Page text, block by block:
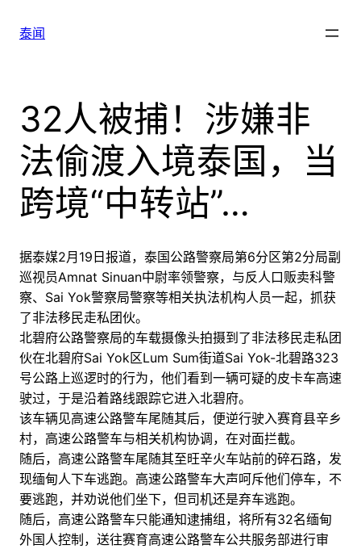
泰闻
32人被捕！涉嫌非
法偷渡入境泰国，当
跨境“中转站”…
据泰媒2月19日报道，泰国公路警察局第6分区第2分局副
巡视员Amnat Sinuan中尉率领警察，与反人口贩卖科警
察、Sai Yok警察局警察等相关执法机构人员一起，抓获
了非法移民走私团伙。
北碧府公路警察局的车载摄像头拍摄到了非法移民走私团
伙在北碧府Sai Yok区Lum Sum街道Sai Yok-北碧路323
号公路上巡逻时的行为，他们看到一辆可疑的皮卡车高速
驶过，于是沿着路线跟踪它进入北碧府。
该车辆见高速公路警车尾随其后，便逆行驶入赛育县辛乡
村，高速公路警车与相关机构协调，在对面拦截。
随后，高速公路警车尾随其至旺辛火车站前的碎石路，发
现缅甸人下车逃跑。高速公路警车大声呵斥他们停车，不
要逃跑，并劝说他们坐下，但司机还是弃车逃跑。
随后，高速公路警车只能通知逮捕组，将所有32名缅甸
外国人控制，送往赛育高速公路警车公共服务部进行审